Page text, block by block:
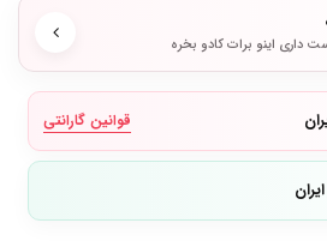
اینو برات کادو بخره
قوانین گارانتی